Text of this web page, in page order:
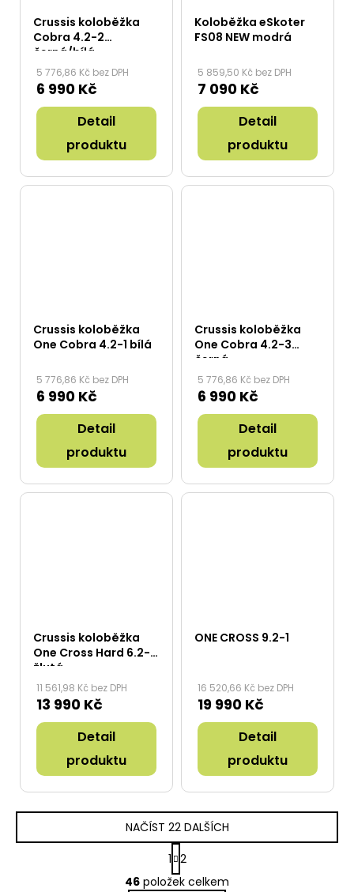
Crussis koloběžka
Cobra 4.2-2
černá/bílá
5 776,86 Kč bez DPH
6 990 Kč
Detail
produktu
Koloběžka eSkoter
FS08 NEW modrá
5 859,50 Kč bez DPH
7 090 Kč
Detail
produktu
Crussis koloběžka
One Cobra 4.2-1 bílá
5 776,86 Kč bez DPH
6 990 Kč
Detail
produktu
Crussis koloběžka
One Cobra 4.2-3
černá
5 776,86 Kč bez DPH
6 990 Kč
Detail
produktu
Crussis koloběžka
One Cross Hard 6.2-1
žlutá
11 561,98 Kč bez DPH
13 990 Kč
Detail
produktu
ONE CROSS 9.2-1
16 520,66 Kč bez DPH
19 990 Kč
Detail
produktu
O
v
NAČÍST 22 DALŠÍCH
S
t
r
1 2
46 položek celkem